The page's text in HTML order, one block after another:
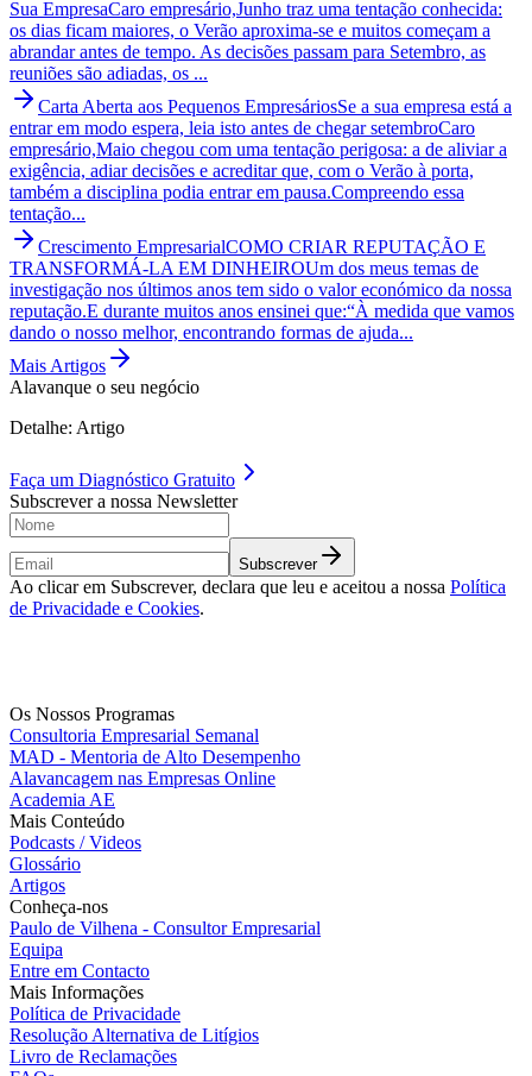
Sua EmpresaCaro empresário,Junho traz uma tentação conhecida:
os dias ficam maiores, o Verão aproxima-se e muitos começam a
abrandar antes de tempo. As decisões passam para Setembro, as
reuniões são adiadas, os ...
Carta Aberta aos Pequenos EmpresáriosSe a sua empresa está a
entrar em modo espera, leia isto antes de chegar setembroCaro
empresário,Maio chegou com uma tentação perigosa: a de aliviar a
exigência, adiar decisões e acreditar que, com o Verão à porta,
também a disciplina podia entrar em pausa.Compreendo essa
tentação...
Crescimento EmpresarialCOMO CRIAR REPUTAÇÃO E
TRANSFORMÁ-LA EM DINHEIROUm dos meus temas de
investigação nos últimos anos tem sido o valor económico da nossa
reputação.E durante muitos anos ensinei que:“À medida que vamos
dando o nosso melhor, encontrando formas de ajuda...
Mais Artigos
Alavanque o seu negócio
Detalhe: Artigo
Faça um Diagnóstico Gratuito
Subscrever a nossa Newsletter
Subscrever
Ao clicar em Subscrever, declara que leu e aceitou a nossa Política
de Privacidade e Cookies.
Os Nossos Programas
Consultoria Empresarial Semanal
MAD - Mentoria de Alto Desempenho
Alavancagem nas Empresas Online
Academia AE
Mais Conteúdo
Podcasts / Videos
Glossário
Artigos
Conheça-nos
Paulo de Vilhena - Consultor Empresarial
Equipa
Entre em Contacto
Mais Informações
Política de Privacidade
Resolução Alternativa de Litígios
Livro de Reclamações